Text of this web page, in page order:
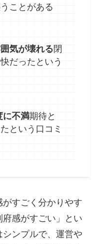
ことがある
気が壊れる閉
だったという
に不満期待と
という口コミ
すごく分かりやす
府感がすごい」とい
ンプルで、運営や